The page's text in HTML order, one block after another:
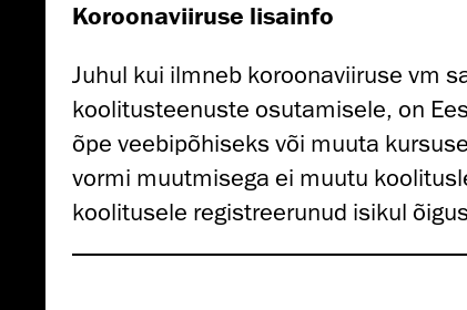
Koroonaviiruse lisainfo
Juhul kui ilmneb koroonaviiruse vm
koolitusteenuste osutamisele, on
õpe veebipõhiseks või muuta
vormi muutmisega ei muutu
koolitusele registreerunud isikul